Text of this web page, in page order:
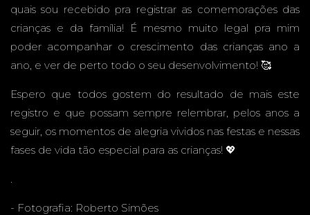
FESTA
INFANT
quais sou recebido pra registrar as comemorações das
crianças e da família! É mesmo muito legal pra mim
poder acompanhar o crescimento das crianças ano a
ano, e ver de perto todo o seu desenvolvimento! 🥰
Espero que todos gostem do resultado de mais este
registro e que possam sempre relembrar, pelos anos a
seguir, os momentos de alegria vividos nas festas e nessas
fases de vida tão especial para as crianças! 💖
.
- Fotografia: Roberto Simões